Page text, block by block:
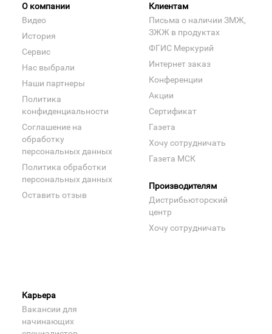
О компании
Видео
История
Сервис
Нас выбрали
Наши партнеры
Политика
конфиденциальности
Соглашение на
обработку
персональных данных
Политика обработки
персональных данных
Оставить отзыв
Клиентам
Письма о наличии ЗМЖ,
ЗЖЖ в продуктах
ФГИС Меркурий
Интернет заказ
Конференции
Акции
Сертификат
Газета
Хочу сотрудничать
Газета МСК
Производителям
Дистрибьюторский
центр
Хочу сотрудничать
Карьера
Вакансии для
начинающих